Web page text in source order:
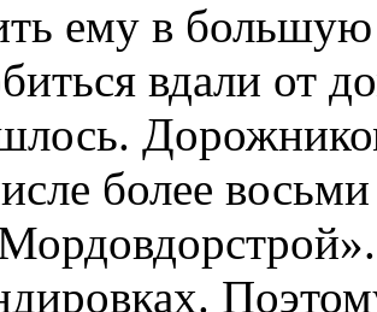
ему в большую
вдали от
более